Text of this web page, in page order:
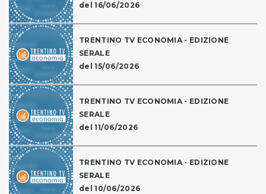
del 16/06/2026
TRENTINO TV ECONOMIA - EDIZIONE
SERALE
del 15/06/2026
TRENTINO TV ECONOMIA - EDIZIONE
SERALE
del 11/06/2026
TRENTINO TV ECONOMIA - EDIZIONE
SERALE
del 10/06/2026